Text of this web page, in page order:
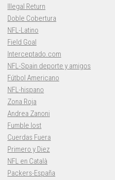
Illegal Return
Doble Cobertura
NFL-Latino
Field Goal
Interceptado.com
NFL-Spain deporte y amigos
Fútbol Americano
NFL-hispano
Zona Roja
Andrea Zanoni
Fumble lost
Cuerdas Fuera
Primero y Diez
NFL en Català
Packers-España